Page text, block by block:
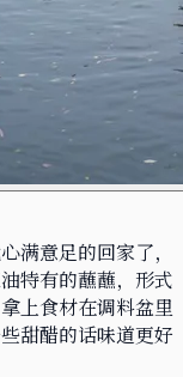
满意足的回家了，
特有的蘸蘸，形式
上食材在调料盆里
甜醋的话味道更好